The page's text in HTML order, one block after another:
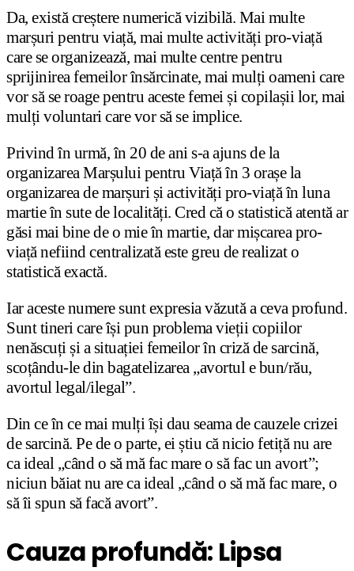
Da, există creștere numerică vizibilă. Mai multe
marșuri pentru viață, mai multe activități pro-viață
care se organizează, mai multe centre pentru
sprijinirea femeilor însărcinate, mai mulți oameni care
vor să se roage pentru aceste femei și copilașii lor, mai
mulți voluntari care vor să se implice.
Privind în urmă, în 20 de ani s-a ajuns de la
organizarea Marșului pentru Viață în 3 orașe la
organizarea de marșuri și activități pro-viață în luna
martie în sute de localități. Cred că o statistică atentă ar
găsi mai bine de o mie în martie, dar mișcarea pro-
viață nefiind centralizată este greu de realizat o
statistică exactă.
Iar aceste numere sunt expresia văzută a ceva profund.
Sunt tineri care își pun problema vieții copiilor
nenăscuți și a situației femeilor în criză de sarcină,
scoțându-le din bagatelizarea „avortul e bun/rău,
avortul legal/ilegal”.
Din ce în ce mai mulți își dau seama de cauzele crizei
de sarcină. Pe de o parte, ei știu că nicio fetiță nu are
ca ideal „când o să mă fac mare o să fac un avort”;
niciun băiat nu are ca ideal „când o să mă fac mare, o
să îi spun să facă avort”.
Cauza profundă: Lipsa